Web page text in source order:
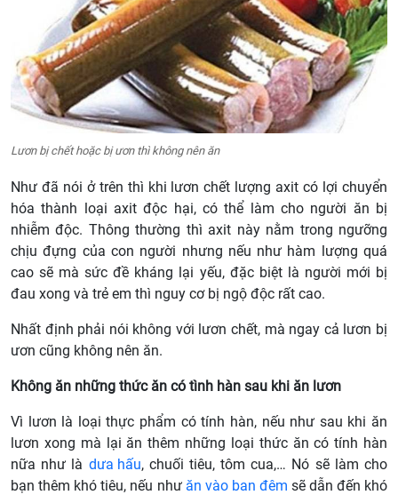
Lươn bị chết hoặc bị ươn thì không nên ăn
Như đã nói ở trên thì khi lươn chết lượng axit có lợi chuyển
hóa thành loại axit độc hại, có thể làm cho người ăn bị
nhiễm độc. Thông thường thì axit này nằm trong ngưỡng
chịu đựng của con người nhưng nếu như hàm lượng quá
cao sẽ mà sức đề kháng lại yếu, đặc biệt là người mới bị
đau xong và trẻ em thì nguy cơ bị ngộ độc rất cao.
Nhất định phải nói không với lươn chết, mà ngay cả lươn bị
ươn cũng không nên ăn.
Không ăn những thức ăn có tình hàn sau khi ăn lươn
Vì lươn là loại thực phẩm có tính hàn, nếu như sau khi ăn
lươn xong mà lại ăn thêm những loại thức ăn có tính hàn
nữa như là dưa hấu, chuối tiêu, tôm cua,… Nó sẽ làm cho
bạn thêm khó tiêu, nếu như ăn vào ban đêm sẽ dẫn đến khó